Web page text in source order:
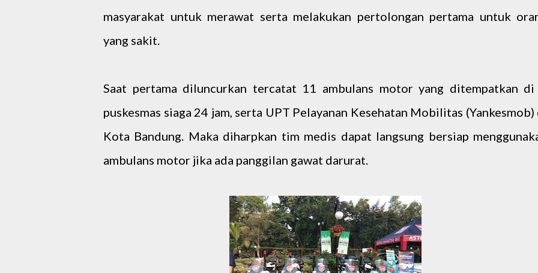
masyarakat untuk merawat serta melakukan pertolongan pertama untuk
yang sakit.
Saat pertama diluncurkan tercatat 11 ambulans motor yang ditempatkan
puskesmas siaga 24 jam, serta UPT Pelayanan Kesehatan Mobilitas (Yankesmob)
Kota Bandung. Maka diharpkan tim medis dapat langsung bersiap
ambulans motor jika ada panggilan gawat darurat.